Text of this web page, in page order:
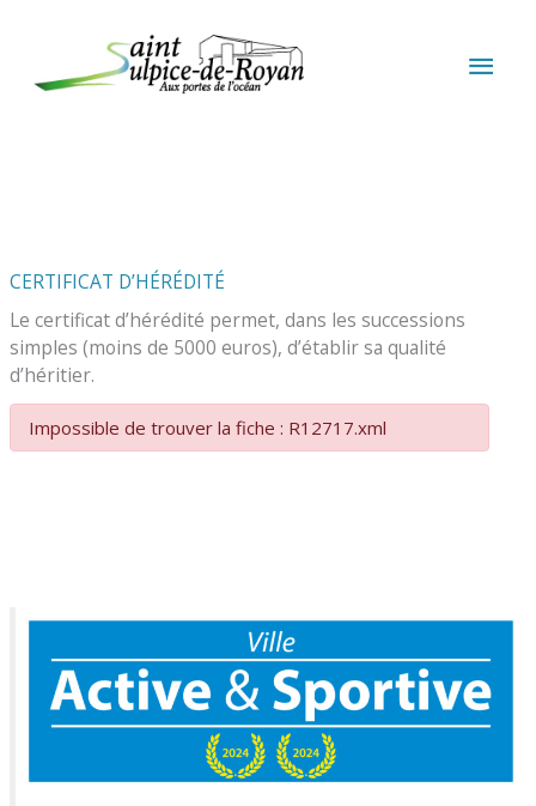
CERTIFICAT D’HÉRÉDITÉ
Le certificat d’hérédité permet, dans les successions
simples (moins de 5000 euros), d’établir sa qualité
d’héritier.
Impossible de trouver la fiche : R12717.xml